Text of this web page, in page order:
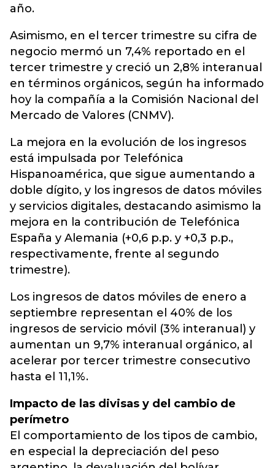
año.
Asimismo, en el tercer trimestre su cifra de
negocio mermó un 7,4% reportado en el
tercer trimestre y creció un 2,8% interanual
en términos orgánicos, según ha informado
hoy la compañía a la Comisión Nacional del
Mercado de Valores (CNMV).
La mejora en la evolución de los ingresos
está impulsada por Telefónica
Hispanoamérica, que sigue aumentando a
doble dígito, y los ingresos de datos móviles
y servicios digitales, destacando asimismo la
mejora en la contribución de Telefónica
España y Alemania (+0,6 p.p. y +0,3 p.p.,
respectivamente, frente al segundo
trimestre).
Los ingresos de datos móviles de enero a
septiembre representan el 40% de los
ingresos de servicio móvil (3% interanual) y
aumentan un 9,7% interanual orgánico, al
acelerar por tercer trimestre consecutivo
hasta el 11,1%.
Impacto de las divisas y del cambio de
perímetro
El comportamiento de los tipos de cambio,
en especial la depreciación del peso